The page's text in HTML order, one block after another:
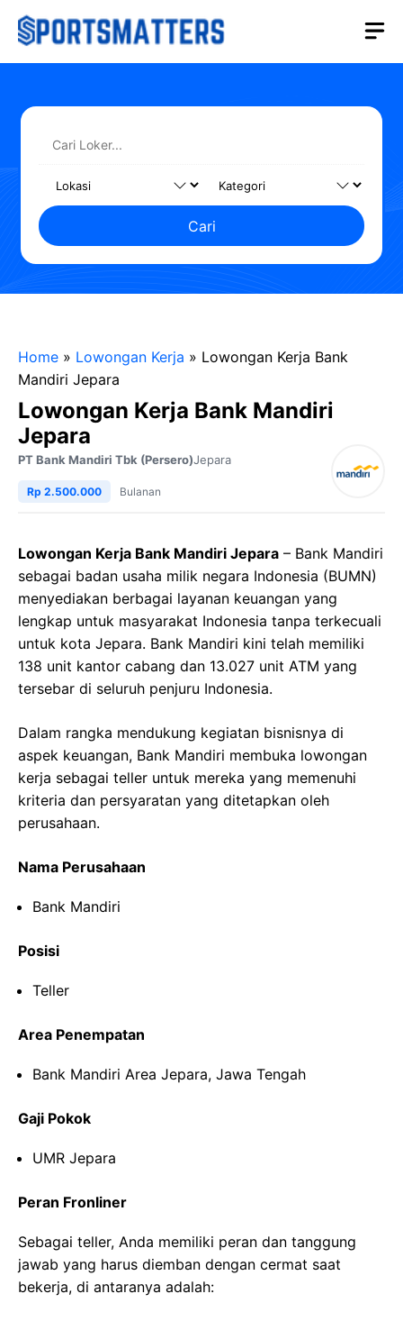
Langsung
Cari
Home » Lowongan Kerja » Lowongan Kerja Bank
Mandiri Jepara
Lowongan Kerja Bank Mandiri
Jepara
PT Bank Mandiri Tbk (Persero)Jepara
Rp 2.500.000 Bulanan
Lowongan Kerja Bank Mandiri Jepara – Bank Mandiri
sebagai badan usaha milik negara Indonesia (BUMN)
menyediakan berbagai layanan keuangan yang
lengkap untuk masyarakat Indonesia tanpa terkecuali
untuk kota Jepara. Bank Mandiri kini telah memiliki
138 unit kantor cabang dan 13.027 unit ATM yang
tersebar di seluruh penjuru Indonesia.
Dalam rangka mendukung kegiatan bisnisnya di
aspek keuangan, Bank Mandiri membuka lowongan
kerja sebagai teller untuk mereka yang memenuhi
kriteria dan persyaratan yang ditetapkan oleh
perusahaan.
Nama Perusahaan
Bank Mandiri
Posisi
Teller
Area Penempatan
Bank Mandiri Area Jepara, Jawa Tengah
Gaji Pokok
UMR Jepara
Peran Fronliner
Sebagai teller, Anda memiliki peran dan tanggung
jawab yang harus diemban dengan cermat saat
bekerja, di antaranya adalah: